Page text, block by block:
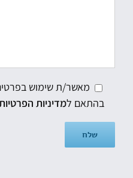
מאשר/ת שימוש
בהתאם למדיניות